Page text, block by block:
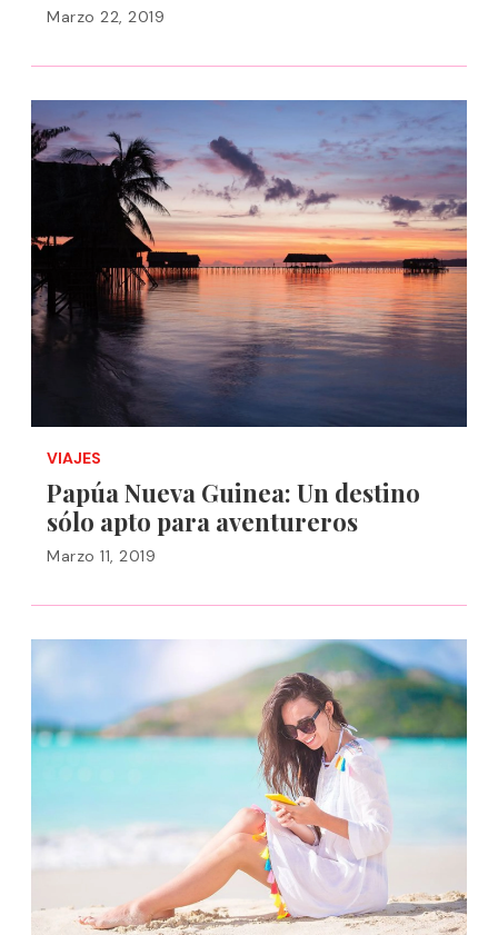
Marzo 22, 2019
VIAJES
Papúa Nueva Guinea: Un destino
sólo apto para aventureros
Marzo 11, 2019